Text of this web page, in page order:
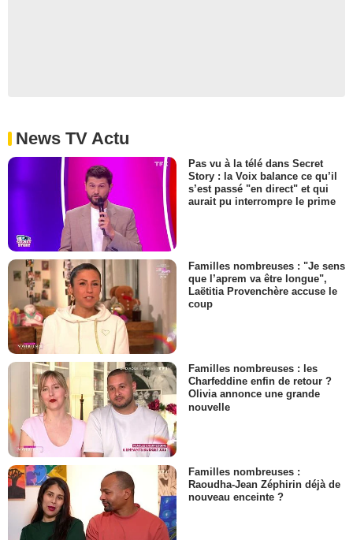
News TV Actu
Pas vu à la télé dans Secret
Story : la Voix balance ce qu’il
s’est passé "en direct" et qui
aurait pu interrompre le prime
Familles nombreuses : "Je sens
que l’aprem va être longue",
Laëtitia Provenchère accuse le
coup
Familles nombreuses : les
Charfeddine enfin de retour ?
Olivia annonce une grande
nouvelle
Familles nombreuses :
Raoudha-Jean Zéphirin déjà de
nouveau enceinte ?